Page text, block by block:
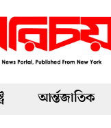
আর্ন্তজাতিক